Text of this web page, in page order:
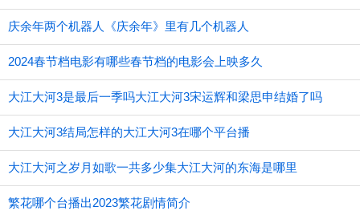
庆余年两个机器人《庆余年》里有几个机器人
2024春节档电影有哪些春节档的电影会上映多久
大江大河3是最后一季吗大江大河3宋运辉和梁思申结婚了吗
大江大河3结局怎样的大江大河3在哪个平台播
大江大河之岁月如歌一共多少集大江大河的东海是哪里
繁花哪个台播出2023繁花剧情简介